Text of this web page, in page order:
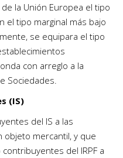
la Unión Europea el tipo
el tipo marginal más bajo
se equipara el tipo
con arreglo a la
Sociedades.
(IS)
del IS a las
objeto mercantil, y que
del IRPF a